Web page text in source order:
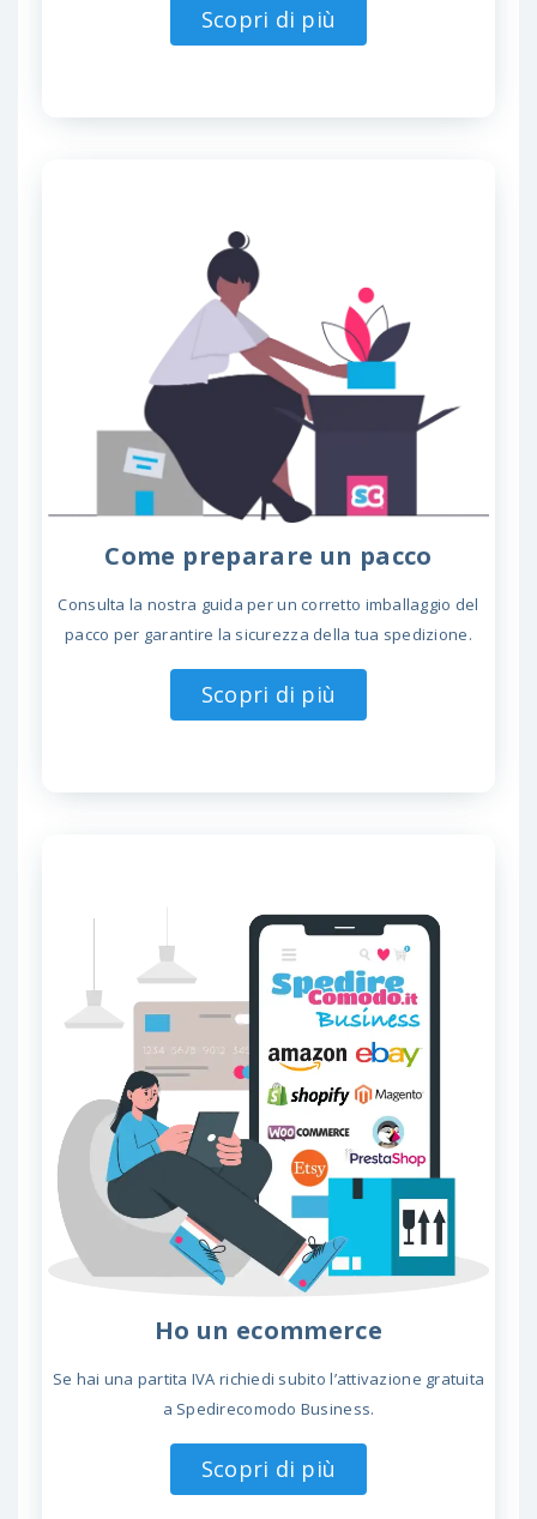
Scopri di più
Come preparare un pacco
Consulta la nostra guida per un corretto imballaggio del
pacco per garantire la sicurezza della tua spedizione.
Scopri di più
Ho un ecommerce
Se hai una partita IVA richiedi subito l’attivazione gratuita
a Spedirecomodo Business.
Scopri di più